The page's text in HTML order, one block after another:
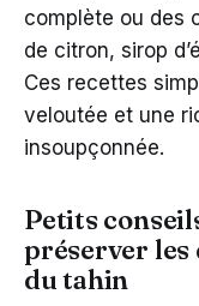
complète ou des
de citron, sirop
Ces recettes
veloutée et une
insoupçonnée.
Petits
préserver
du tahin